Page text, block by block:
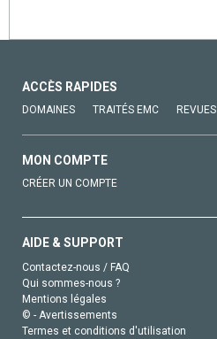
ACCÈS RAPIDES
DOMAINES TRAITÉS EMC REVUES
MON COMPTE
CRÉER UN COMPTE
AIDE & SUPPORT
Contactez-nous / FAQ
Qui sommes-nous ?
Mentions légales
© - Avertissements
Termes et conditions d'utilisation